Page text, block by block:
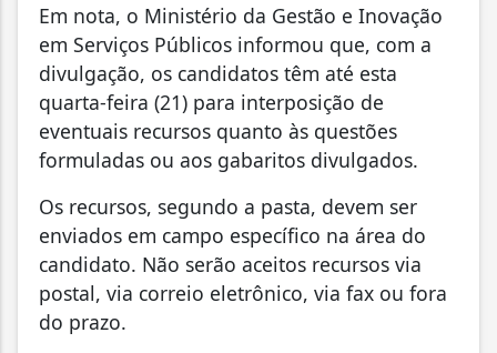
Em nota, o Ministério da Gestão e Inovação
em Serviços Públicos informou que, com a
divulgação, os candidatos têm até esta
quarta-feira (21) para interposição de
eventuais recursos quanto às questões
formuladas ou aos gabaritos divulgados.
Os recursos, segundo a pasta, devem ser
enviados em campo específico na área do
candidato. Não serão aceitos recursos via
postal, via correio eletrônico, via fax ou fora
do prazo.